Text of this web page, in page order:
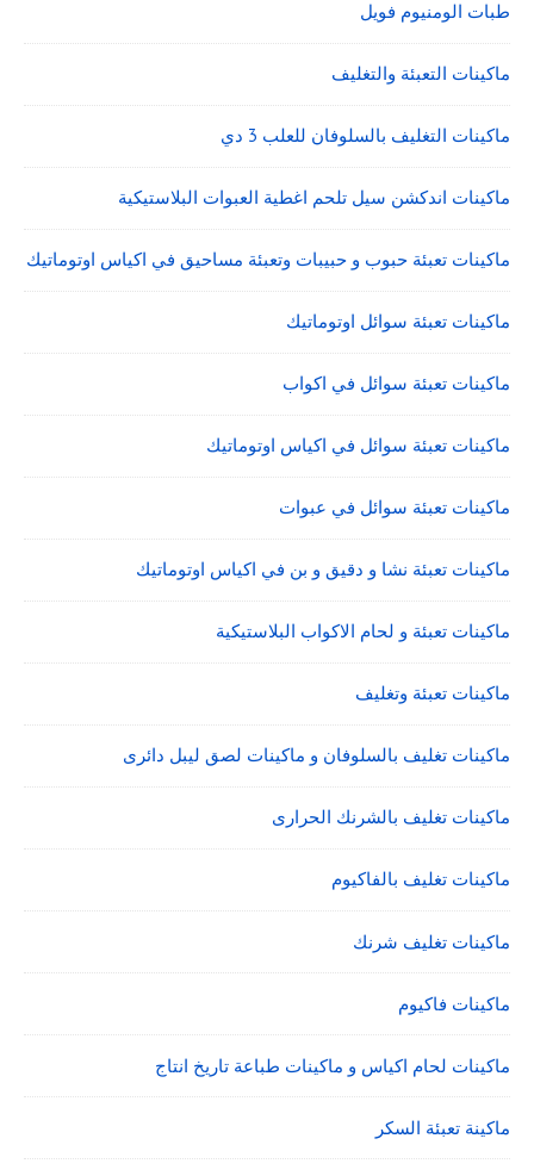
طبات الومنيوم فويل
ماكينات التعبئة والتغليف
ماكينات التغليف بالسلوفان للعلب 3 دي
ماكينات اندكشن سيل تلحم اغطية العبوات البلاستيكية
ماكينات تعبئة حبوب و حبيبات وتعبئة مساحيق في اكياس اوتوماتيك
ماكينات تعبئة سوائل اوتوماتيك
ماكينات تعبئة سوائل في اكواب
ماكينات تعبئة سوائل في اكياس اوتوماتيك
ماكينات تعبئة سوائل في عبوات
ماكينات تعبئة نشا و دقيق و بن في اكياس اوتوماتيك
ماكينات تعبئة و لحام الاكواب البلاستيكية
ماكينات تعبئة وتغليف
ماكينات تغليف بالسلوفان و ماكينات لصق ليبل دائرى
ماكينات تغليف بالشرنك الحرارى
ماكينات تغليف بالفاكيوم
ماكينات تغليف شرنك
ماكينات فاكيوم
ماكينات لحام اكياس و ماكينات طباعة تاريخ انتاج
ماكينة تعبئة السكر